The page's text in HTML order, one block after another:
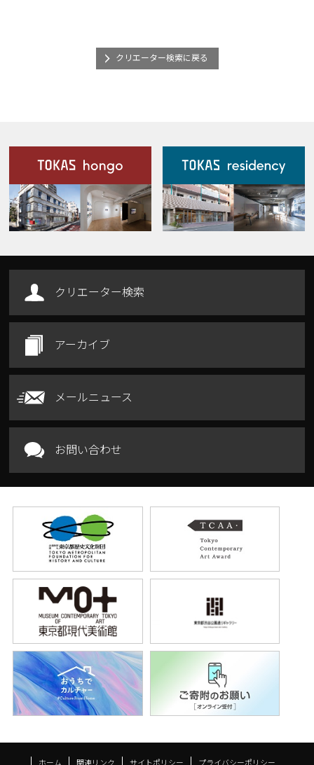
クリエーター検索に戻る
施設案内
Our Facilities
クリエーター検索
アーカイブ
メールニュース
お問い合わせ
ホーム 関連リンク サイトポリシー プライバシーポリシー